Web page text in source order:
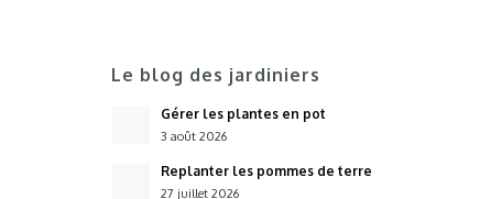
Le blog des jardiniers
Gérer les plantes en pot
3 août 2026
Replanter les pommes de terre
27 juillet 2026